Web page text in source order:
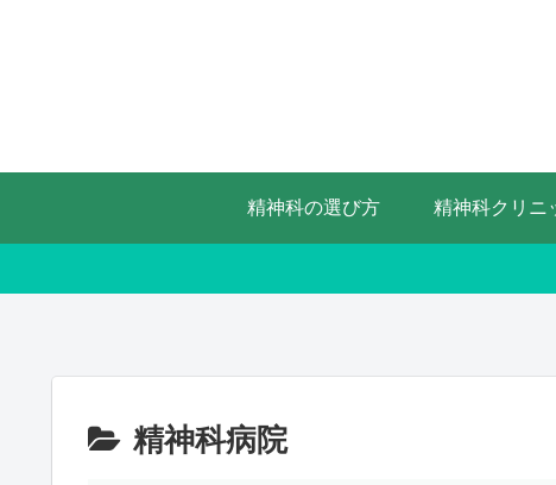
精神科の選び方 精神科クリニ
精神科病院